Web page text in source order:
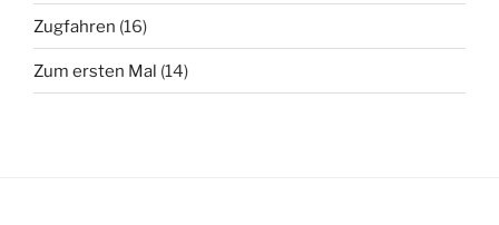
Zugfahren (16)
Zum ersten Mal (14)